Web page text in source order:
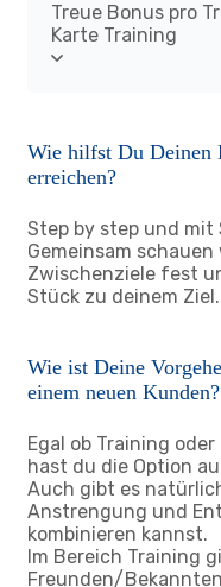
Treue Bonus pro
Karte Training
Wie hilfst Du Deinen
erreichen?
Step by step und mit
Gemeinsam
Zwischenziele fest
Stück zu deinem Ziel.
Wie ist Deine
einem neuen Kunden?
Egal ob Training
hast du die Option
Auch gibt es
Anstrengung und
kombinieren kannst.
Im Bereich Training
Freunden/